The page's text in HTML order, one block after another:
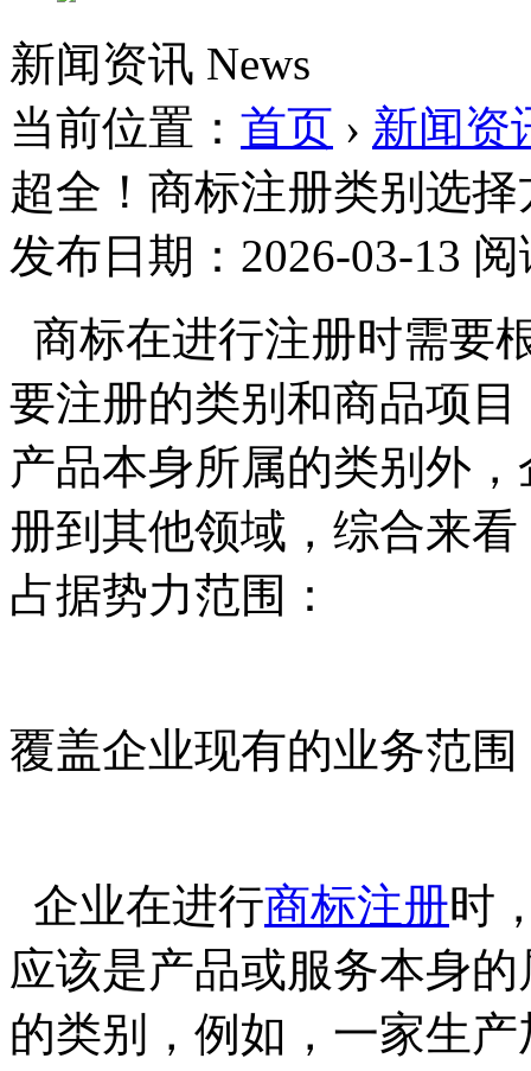
新闻资讯 News
当前位置： 首页 › 新闻资
超全！商标注册类别选择
发布日期：2026-03-13
商标在进行注册时需要
要注册的类别和商品项
产品本身所属的类别外
册到其他领域，综合来
占据势力范围：
覆盖企业现有的业务范围
企业在进行商标注册时
应该是产品或服务本身
的类别，例如，一家生